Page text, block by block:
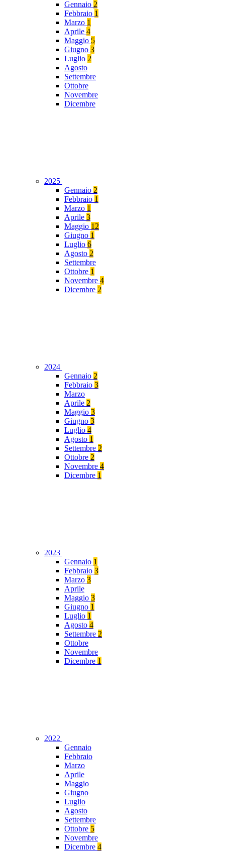
Gennaio 2
Febbraio 1
Marzo 1
Aprile 4
Maggio 5
Giugno 3
Luglio 2
Agosto
Settembre
Ottobre
Novembre
Dicembre
2025
Gennaio 2
Febbraio 1
Marzo 1
Aprile 3
Maggio 12
Giugno 1
Luglio 6
Agosto 2
Settembre
Ottobre 1
Novembre 4
Dicembre 2
2024
Gennaio 2
Febbraio 3
Marzo
Aprile 2
Maggio 3
Giugno 3
Luglio 4
Agosto 1
Settembre 2
Ottobre 2
Novembre 4
Dicembre 1
2023
Gennaio 1
Febbraio 3
Marzo 3
Aprile
Maggio 3
Giugno 1
Luglio 1
Agosto 4
Settembre 2
Ottobre
Novembre
Dicembre 1
2022
Gennaio
Febbraio
Marzo
Aprile
Maggio
Giugno
Luglio
Agosto
Settembre
Ottobre 5
Novembre
Dicembre 4